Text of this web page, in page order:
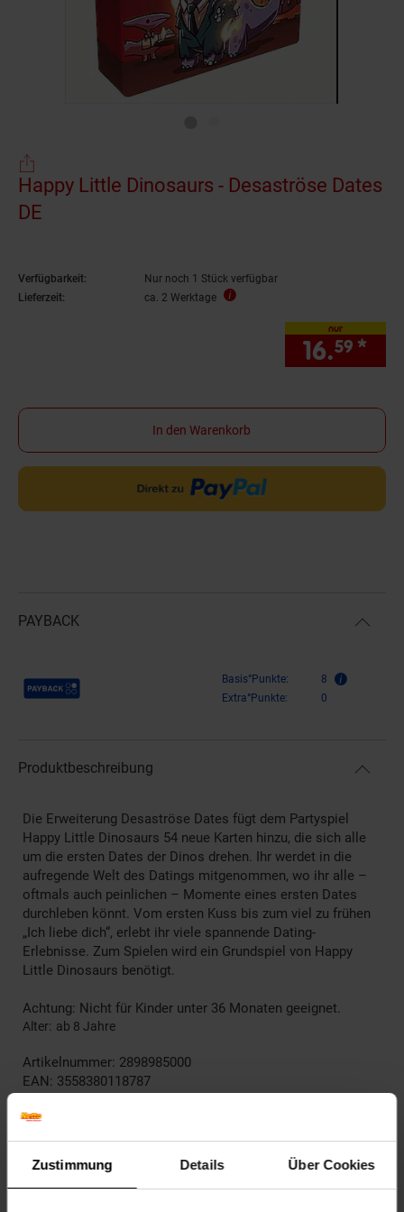
Zustimmung Details Über Cookies
Happy Little Dinosaurs - Desaströse Dates
DE
Verfügbarkeit:
Nur noch 1 Stück verfügbar
Lieferzeit:
ca. 2 Werktage
nur
16.59 *
In den Warenkorb
PAYBACK
Payback Punkte Basis°Punkte:
8
Extra°Punkte:
0
Produktbeschreibung
Die Erweiterung Desaströse Dates fügt dem Partyspiel
Happy Little Dinosaurs 54 neue Karten hinzu, die sich alle
um die ersten Dates der Dinos drehen. Ihr werdet in die
aufregende Welt des Datings mitgenommen, wo ihr alle –
oftmals auch peinlichen – Momente eines ersten Dates
durchleben könnt. Vom ersten Kuss bis zum viel zu frühen
„Ich liebe dich“, erlebt ihr viele spannende Dating-
Erlebnisse. Zum Spielen wird ein Grundspiel von Happy
Little Dinosaurs benötigt.
Achtung: Nicht für Kinder unter 36 Monaten geeignet.
Alter ab 8 Jahre
Artikelnummer: 2898985000
EAN: 3558380118787
Versandinformationen